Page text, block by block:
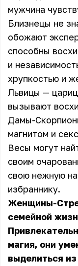
мужчина
Близнецы не
обожают
способны
и
хрупкостью и
Львицы —
вызывают
Дамы-
магнитом и
Весы могут
своим
свою нежную
избраннику.
Женщины-
семейной
магия, они
выделиться